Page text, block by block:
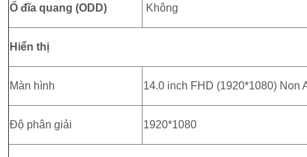
Ổ đĩa quang (ODD) Không
Hiển thị
Màn hình 14.0 inch FHD (1920*1080) Non
Độ phân giải 1920*1080